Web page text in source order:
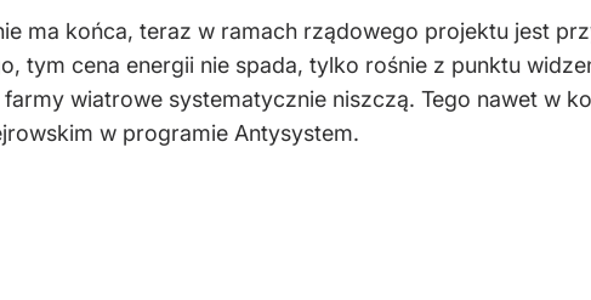
ma końca, teraz w ramach rządowego projektu jest
tym cena energii nie spada, tylko rośnie z punktu
wiatrowe systematycznie niszczą. Tego nawet w
w programie Antysystem.